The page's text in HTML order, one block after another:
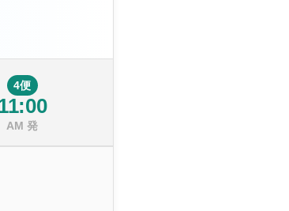
4便
AM 発